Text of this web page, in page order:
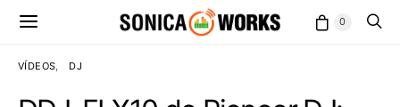
0
VÍDEOS DJ